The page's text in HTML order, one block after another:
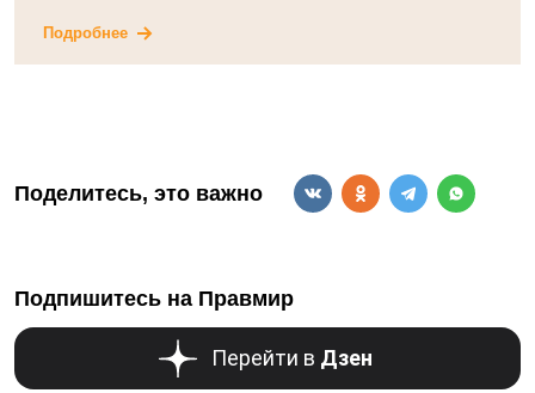
Подробнее
Поделитесь, это важно
Подпишитесь на Правмир
Перейти в Дзен